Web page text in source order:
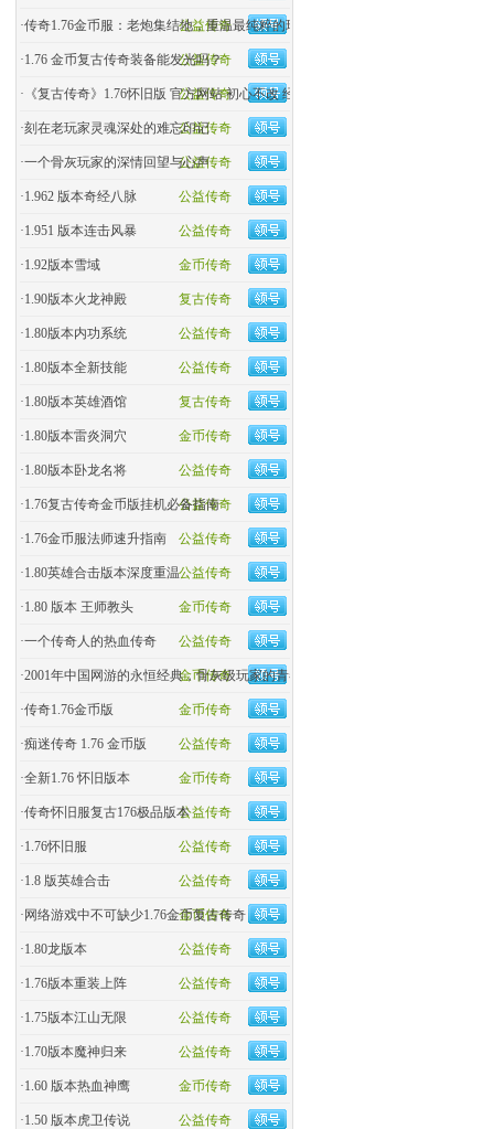
公益传奇
·传奇1.76金币服：老炮集结地，重温最纯粹的玛法热血！
公益传奇
·1.76 金币复古传奇装备能发光吗？
公益传奇
· 《复古传奇》1.76怀旧版 官方网站 初心不改 经典回归
公益传奇
·刻在老玩家灵魂深处的难忘印记
公益传奇
·一个骨灰玩家的深情回望与心声
公益传奇
·1.962 版本奇经八脉
公益传奇
·1.951 版本连击风暴
金币传奇
·1.92版本雪域
复古传奇
·1.90版本火龙神殿
公益传奇
·1.80版本内功系统
公益传奇
·1.80版本全新技能
复古传奇
·1.80版本英雄酒馆
金币传奇
·1.80版本雷炎洞穴
公益传奇
·1.80版本卧龙名将
公益传奇
·1.76复古传奇金币版挂机必备指南
公益传奇
·1.76金币服法师速升指南
公益传奇
·1.80英雄合击版本深度重温
金币传奇
·1.80 版本 王师教头
公益传奇
·一个传奇人的热血传奇
金币传奇
·2001年中国网游的永恒经典，骨灰级玩家的青春回忆杀！
金币传奇
·传奇1.76金币版
公益传奇
·痴迷传奇 1.76 金币版
金币传奇
·全新1.76 怀旧版本
公益传奇
·传奇怀旧服复古176极品版本
公益传奇
·1.76怀旧服
公益传奇
·1.8 版英雄合击
金币传奇
· 网络游戏中不可缺少1.76金币复古传奇
公益传奇
·1.80龙版本
公益传奇
·1.76版本重装上阵
公益传奇
·1.75版本江山无限
公益传奇
·1.70版本魔神归来
金币传奇
·1.60 版本热血神鹰
公益传奇
·1.50 版本虎卫传说